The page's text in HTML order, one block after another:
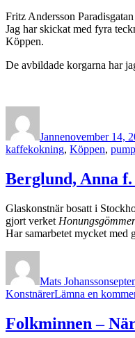
Fritz Andersson
Jag har skickat med fyra
Köppen.
De avbildade korgarna har
Jannenovember 14,
kaffekokning, Köppen,
Berglund, Anna f.
Glaskonstnär bosatt i
gjort verket
Har samarbetet mycket med
Mats Johansson
KonstnärerLämna en
Folkminnen –